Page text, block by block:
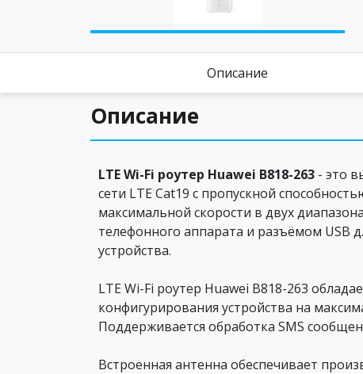
Описание
Описание
LTE Wi-Fi роутер Huawei B818-263 - это
сети LTE Cat19 с пропускной
максимальной скорости в двух
телефонного аппарата и разъёмом USB
устройства.
LTE Wi-Fi роутер Huawei B818-263
конфигурирования устройства на
Поддерживается обработка SMS
Встроенная антенна обеспечивает